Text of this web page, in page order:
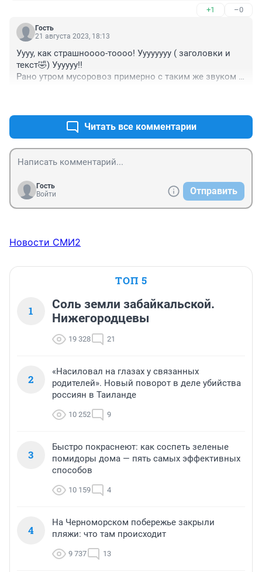
+1 –0
Гость
21 августа 2023, 18:13
Уууу, как страшноооо-тоооо! Уууууууу ( заголовки и
текст🤣) Уууууу!!
Рано утром мусоровоз примерно с таким же звуком
Читать все комментарии
Гость
Войти
Отправить
Новости СМИ2
ТОП 5
1
Соль земли забайкальской.
Нижегородцевы
19 328 21
2
«Насиловал на глазах у связанных
родителей». Новый поворот в деле убийства
россиян в Таиланде
10 252 9
3
Быстро покраснеют: как соспеть зеленые
помидоры дома — пять самых эффективных
способов
10 159 4
4
На Черноморском побережье закрыли
пляжи: что там происходит
9 737 13